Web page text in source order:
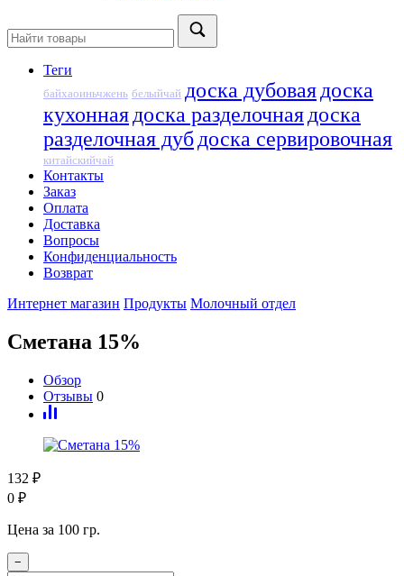
Теги
байхаоиньчжень белыйчай доска дубовая доска
кухонная доска разделочная доска
разделочная дуб доска сервировочная
китайскийчай
Контакты
Заказ
Оплата
Доставка
Вопросы
Конфиденциальность
Возврат
Интернет магазин Продукты Молочный отдел
Сметана 15%
Обзор
Отзывы 0
132 ₽
0 ₽
Цена за 100 гр.
−